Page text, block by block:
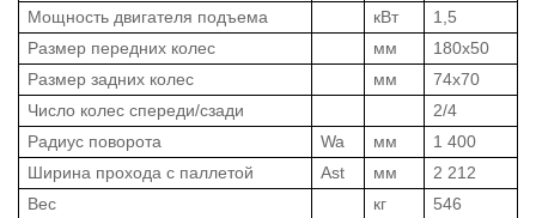
Мощность двигателя подъема
кВт
1,5
Размер передних колес
мм
180х50
Размер задних колес
мм
74х70
Число колес спереди/сзади
2/4
Радиус поворота
Wa мм
1 400
Ширина прохода с паллетой
Ast мм
2 212
Вес
кг 546